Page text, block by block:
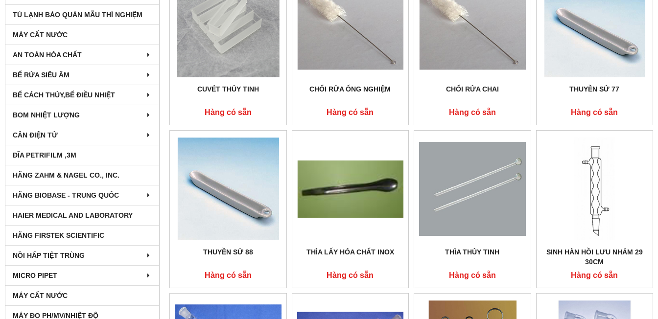
TỦ LẠNH BẢO QUẢN MẪU THÍ NGHIỆM
MÁY CẤT NƯỚC
AN TOÀN HÓA CHẤT
BỂ RỬA SIÊU ÂM
BỂ CÁCH THỦY,BỂ ĐIỀU NHIỆT
BOM NHIỆT LƯỢNG
CÂN ĐIỆN TỬ
ĐĨA PETRIFILM ,3M
HÃNG ZAHM & NAGEL CO., INC.
HÃNG BIOBASE - TRUNG QUỐC
HAIER MEDICAL AND LABORATORY
HÃNG FIRSTEK SCIENTIFIC
NỒI HẤP TIỆT TRÙNG
MICRO PIPET
MÁY CẤT NƯỚC
MÁY ĐO PH/MV/NHIỆT ĐỘ
CUVÉT THỦY TINH
Hàng có sẵn
CHỔI RỬA ỐNG NGHIỆM
Hàng có sẵn
CHỔI RỬA CHAI
Hàng có sẵn
THUYỀN SỨ 77
Hàng có sẵn
THUYỀN SỨ 88
Hàng có sẵn
THÌA LẤY HÓA CHẤT INOX
Hàng có sẵn
THÌA THỦY TINH
Hàng có sẵn
SINH HÀN HỒI LƯU NHÁM 29
30CM
Hàng có sẵn